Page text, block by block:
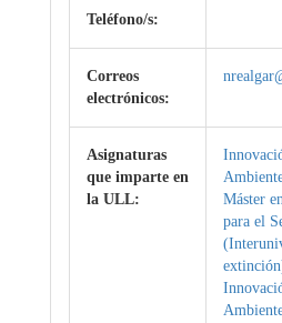
Teléfono/s:
Correos
electrónicos:
Asignaturas
que imparte en
la ULL:
Máster
para el